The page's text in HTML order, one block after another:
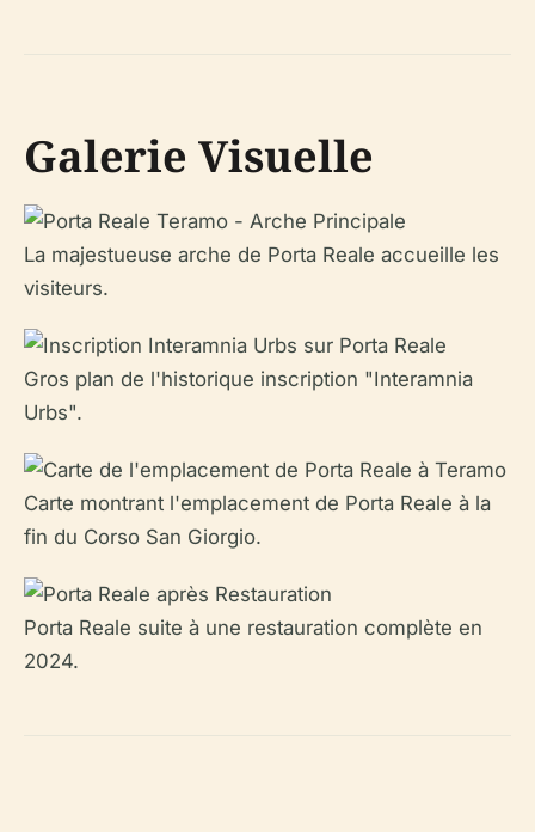
Galerie Visuelle
La majestueuse arche de Porta Reale accueille les
visiteurs.
Gros plan de l'historique inscription "Interamnia
Urbs".
Carte montrant l'emplacement de Porta Reale à la
fin du Corso San Giorgio.
Porta Reale suite à une restauration complète en
2024.